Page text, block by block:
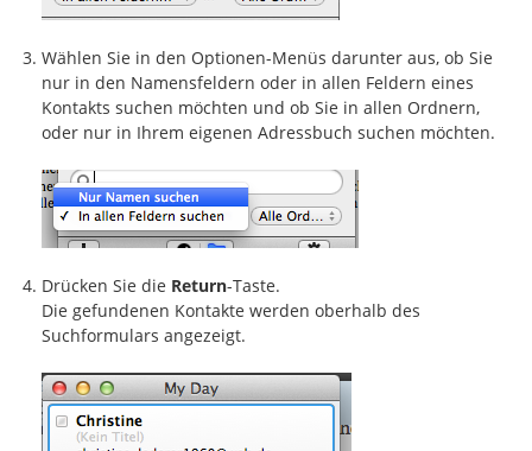
Wählen Sie in den Optionen-Menüs darunter aus, ob Sie
nur in den Namensfeldern oder in allen Feldern eines
Kontakts suchen möchten und ob Sie in allen Ordnern,
oder nur in Ihrem eigenen Adressbuch suchen möchten.
Drücken Sie die Return-Taste.
Die gefundenen Kontakte werden oberhalb des
Suchformulars angezeigt.